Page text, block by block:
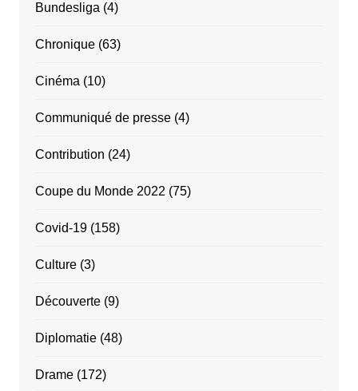
Bundesliga (4)
Chronique(63)
Cinéma (10)
Communiqué de presse(4)
Contribution (24)
Coupe du Monde 2022 (75)
Covid-19(158)
Culture(3)
Découverte(9)
Diplomatie(48)
Drame(172)